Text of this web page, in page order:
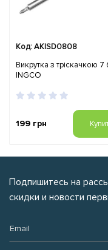
Код: AKISD0808
Викрутка з тріскачкою 7
INGCO
199 грн
Подпишитесь на
скидки и новости